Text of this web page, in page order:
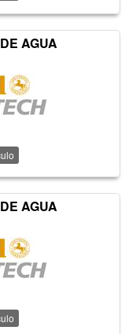
AGUA
AGUA